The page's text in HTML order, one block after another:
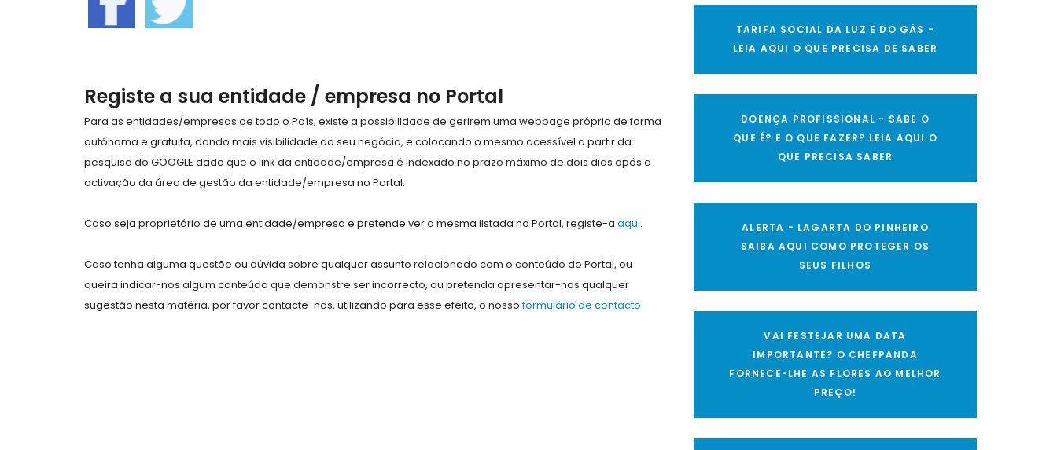
Registe a sua entidade / empresa no Portal
Para as entidades/empresas de todo o País, existe a possibilidade de gerirem uma webpage própria de forma
autónoma e gratuita, dando mais visibilidade ao seu negócio, e colocando o mesmo acessível a partir da
pesquisa do GOOGLE dado que o link da entidade/empresa é indexado no prazo máximo de dois dias após a
activação da área de gestão da entidade/empresa no Portal.
Caso seja proprietário de uma entidade/empresa e pretende ver a mesma listada no Portal, registe-a aqui.
Caso tenha alguma questõe ou dúvida sobre qualquer assunto relacionado com o conteúdo do Portal, ou
queira indicar-nos algum conteúdo que demonstre ser incorrecto, ou pretenda apresentar-nos qualquer
sugestão nesta matéria, por favor contacte-nos, utilizando para esse efeito, o nossoformulário de contacto
TARIFA SOCIAL DA LUZ E DO GÁS -
LEIA AQUI O QUE PRECISA DE SABER
DOENÇA PROFISSIONAL - SABE O
QUE É? E O QUE FAZER? LEIA AQUI O
QUE PRECISA SABER
ALERTA - LAGARTA DO PINHEIRO
SAIBA AQUI COMO PROTEGER OS
SEUS FILHOS
VAI FESTEJAR UMA DATA
IMPORTANTE? O CHEFPANDA
FORNECE-LHE AS FLORES AO MELHOR
PREÇO!